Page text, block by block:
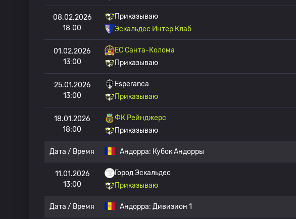
08.02.2026
18:00
Приказываю
Эскальдес Интер Клаб
01.02.2026
13:00
ЕС Санта-Колома
Приказываю
25.01.2026
13:00
Esperanca
Приказываю
18.01.2026
18:00
ФК Рейнджерс
Приказываю
Дата / Время Андорра: Кубок Андорры
11.01.2026
13:00
Город Эскальдес
Приказываю
Дата / Время Андорра: Дивизион 1